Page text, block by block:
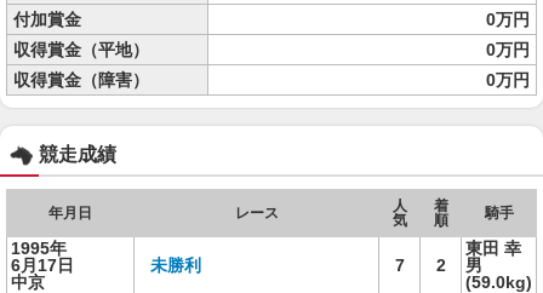
付加賞金
0万円
収得賞金（平地）
0万円
収得賞金（障害）
0万円
競走成績
年月日 レース
人
気
着
順
騎手
1995年
6月17日
中京
未勝利 7 2
東田 幸
男
(59.0kg)